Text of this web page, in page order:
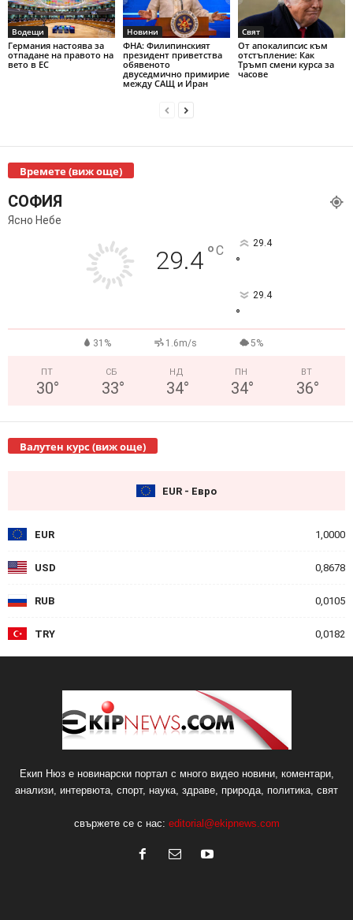
Водещи
Германия настоява за
отпадане на правото на
вето в ЕС
Новини
ФНА: Филипинският
президент приветства
обявеното
двуседмично примирие
между САЩ и Иран
Свят
От апокалипсис към
отстъпление: Как
Тръмп смени курса за
часове
Времете (виж още)
СОФИЯ
Ясно Небе
29.4°C 29.4
°
29.4
°
31% 1.6m/s 5%
ПТ
30°
СБ
33°
НД
34°
ПН
34°
ВТ
36°
Валутен курс (виж още)
EUR - Евро
EUR 1,0000
USD 0,8678
RUB 0,0105
TRY 0,0182
Екип Нюз е новинарски портал с много видео новини, коментари,
анализи, интервюта, спорт, наука, здраве, природа, политика, свят
свържете се с нас: editorial@ekipnews.com